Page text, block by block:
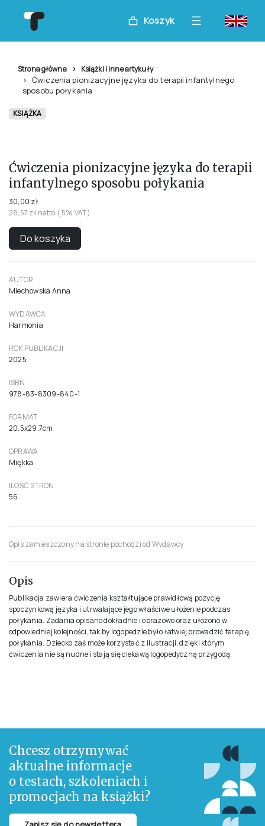
Koszyk
Strona główna Książki i inne artykuły
Ćwiczenia pionizacyjne języka do terapii infantylnego
sposobu połykania
KSIĄŻKA
infantylnego sposobu połykania
28,57 zł netto ( 5% VAT)
Miechowska Anna
WYDAWCA
Harmonia
2025
ISBN
978-83-8309-840-1
FORMAT
20.5x29.7cm
OPRAWA
Miękka
ILOŚĆ STRON
Opis
Publikacja zawiera ćwiczenia kształtujące prawidłową pozycję
spoczynkową języka i utrwalające jego właściwe ułożenie podczas
połykania. Zadania opisano dokładnie i obrazowo oraz ułożono w
odpowiedniej kolejności, tak by logopedzie było łatwiej prowadzić terapię
połykania. Dziecko zaś może korzystać z ilustracji, dzięki którym
ćwiczenia nie są nudne i stają się ciekawą logopedyczną przygodą.